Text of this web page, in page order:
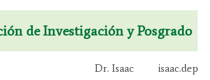
de Investigación y Posgrado
Dr. Isaac
isaac.depaz